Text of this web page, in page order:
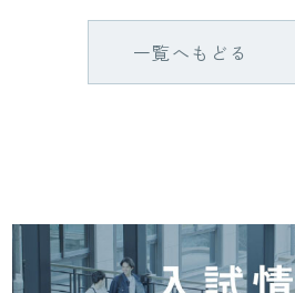
一覧へもどる